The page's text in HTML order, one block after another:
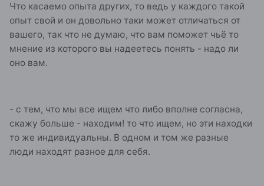
Что касаемо опыта других, то ведь у каждого такой
опыт свой и он довольно таки может отличаться от
вашего, так что не думаю, что вам поможет чьё то
мнение из которого вы надеетесь понять - надо ли
оно вам.
- с тем, что мы все ищем что либо вполне согласна,
скажу больше - находим! то что ищем, но эти находки
то же индивидуальны. В одном и том же разные
люди находят разное для себя.